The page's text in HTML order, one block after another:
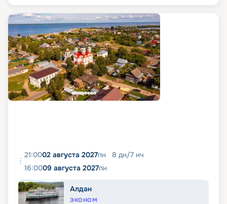
21:0002 августа 2027пн 8 дн/7 нч
16:0009 августа 2027пн
Алдан
ЭКОНОМ